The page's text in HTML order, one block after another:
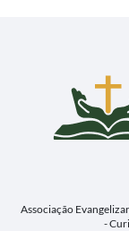
Associação
-